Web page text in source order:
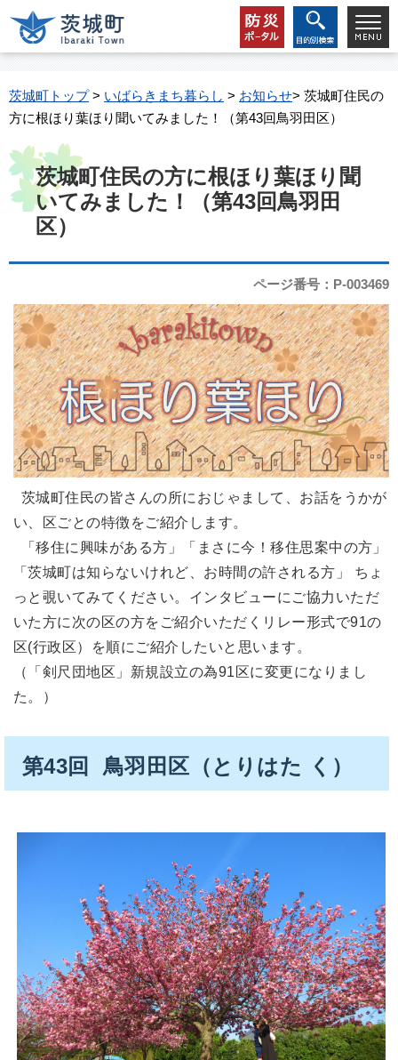
茨城町トップ> いばらきまち暮らし > お知らせ> 茨城町住民の
方に根ほり葉ほり聞いてみました！（第43回鳥羽田区）
茨城町住民の方に根ほり葉ほり聞
いてみました！（第43回鳥羽田
区）
ページ番号：P-003469
茨城町住民の皆さんの所におじゃまして、お話をうかが
い、区ごとの特徴をご紹介します。
「移住に興味がある方」「まさに今！移住思案中の方」
「茨城町は知らないけれど、お時間の許される方」 ちょ
っと覗いてみてください。インタビューにご協力いただ
いた方に次の区の方をご紹介いただくリレー形式で91の
区(行政区）を順にご紹介したいと思います。
（「剣尺団地区」新規設立の為91区に変更になりまし
た。）
第43回 鳥羽田区（とりはた く）